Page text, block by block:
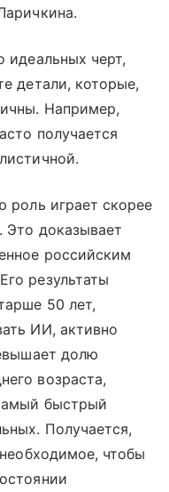
черт,
детали, которые,
Например,
получается
роль играет скорее
Это доказывает
российским
результаты
50 лет,
ИИ, активно
долю
возраста,
быстрый
Получается,
чтобы